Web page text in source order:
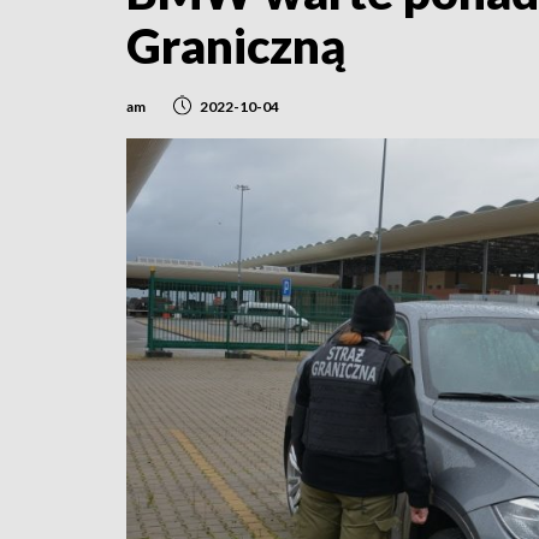
Graniczną
am 2022-10-04